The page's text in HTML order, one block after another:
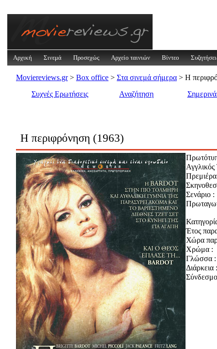
Αρχική Σινεμά Προσεχώς Αρχείο ταινιών Βίντεο
Moviereviews.gr > Box office > Στα σινεμά σήμερα > Η
Συχνές Ερωτήσεις
Αναζήτηση
Η περιφρόνηση (1963)
Αγγλικός
Σενάριο :
Έτος
Χώρα
Χρώμα :
Γλώσσα :
Διάρκεια :